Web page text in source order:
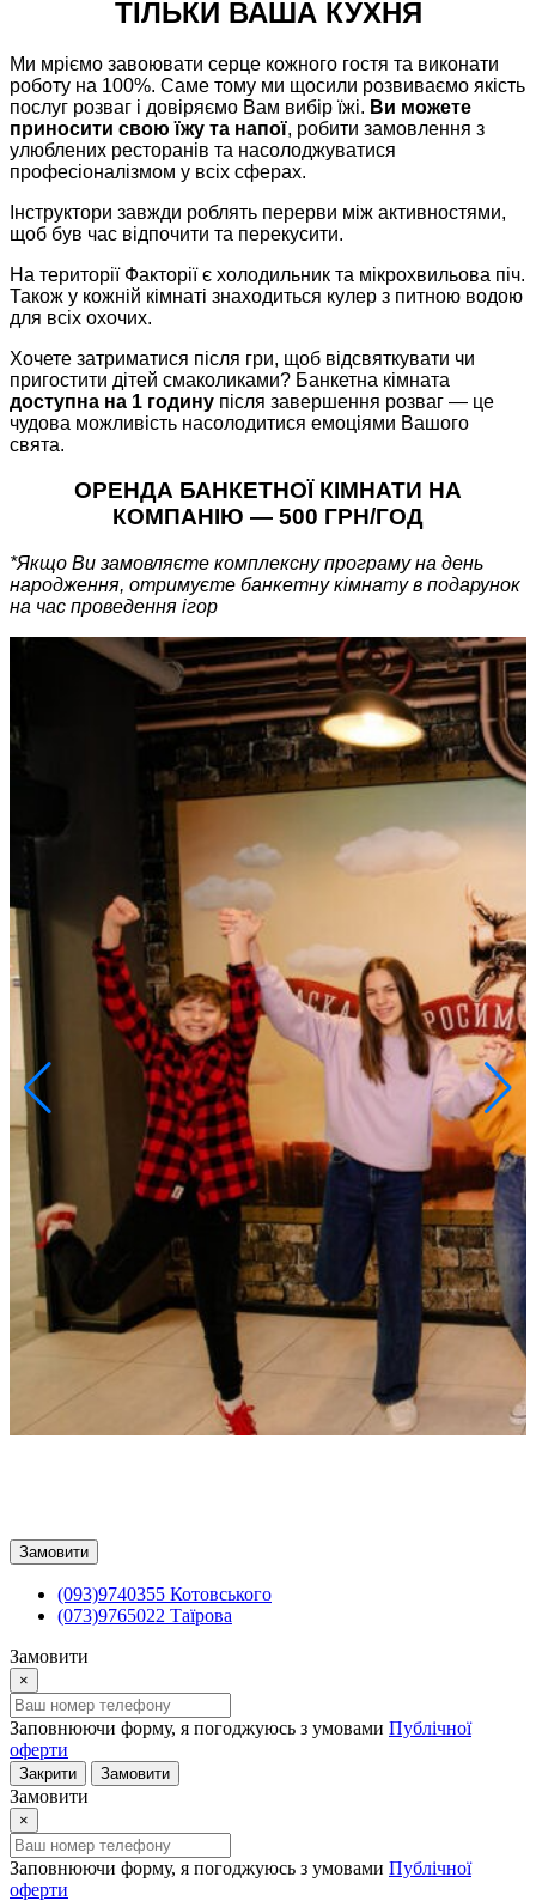
ТІЛЬКИ ВАША КУХНЯ
Ми мріємо завоювати серце кожного гостя та виконати
роботу на 100%. Саме тому ми щосили розвиваємо якість
послуг розваг і довіряємо Вам вибір їжі. Ви можете
приносити свою їжу та напої, робити замовлення з
улюблених ресторанів та насолоджуватися
професіоналізмом у всіх сферах.
Інструктори завжди роблять перерви між активностями,
щоб був час відпочити та перекусити.
На території Факторіїє холодильник та мікрохвильова піч.
Також у кожній кімнаті знаходиться кулер з питною водою
для всіх охочих.
Хочете затриматися після гри, щоб відсвяткувати чи
пригостити дітей смаколиками? Банкетна кімната
доступна на 1 годину після завершення розваг — це
чудова можливість насолодитися емоціями Вашого
свята.
ОРЕНДА БАНКЕТНОЇ КІМНАТИ НА
КОМПАНІЮ — 500 ГРН/ГОД
*Якщо Ви замовляєте комплексну програму на день
народження, отримуєте банкетну кімнату в подарунок
на час проведення ігор
Замовити
(093)9740355 Котовського
(073)9765022 Таїрова
Замовити
×
Заповнюючи форму, я погоджуюсь з умовами Публічної
оферти
Закрити Замовити
Замовити
×
Заповнюючи форму, я погоджуюсь з умовами Публічної
оферти